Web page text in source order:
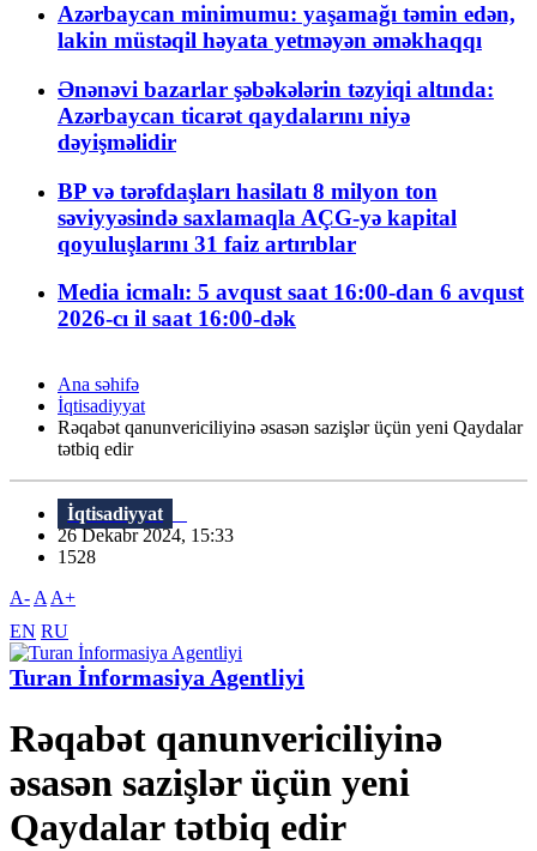
Azərbaycan minimumu: yaşamağı təmin edən,
lakin müstəqil həyata yetməyən əməkhaqqı
Ənənəvi bazarlar şəbəkələrin təzyiqi altında:
Azərbaycan ticarət qaydalarını niyə
dəyişməlidir
BP və tərəfdaşları hasilatı 8 milyon ton
səviyyəsində saxlamaqla AÇG-yə kapital
qoyuluşlarını 31 faiz artırıblar
Media icmalı: 5 avqust saat 16:00-dan 6 avqust
2026-cı il saat 16:00-dək
Ana səhifə
İqtisadiyyat
Rəqabət qanunvericiliyinə əsasən sazişlər üçün yeni Qaydalar
tətbiq edir
İqtisadiyyat
26 Dekabr 2024, 15:33
1528
A- A A+
EN RU
Turan İnformasiya Agentliyi
Rəqabət qanunvericiliyinə
əsasən sazişlər üçün yeni
Qaydalar tətbiq edir